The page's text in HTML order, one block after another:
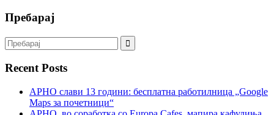
Пребарај
Recent Posts
АРНО слави 13 години: бесплатна работилница „Google
Maps за почетници“